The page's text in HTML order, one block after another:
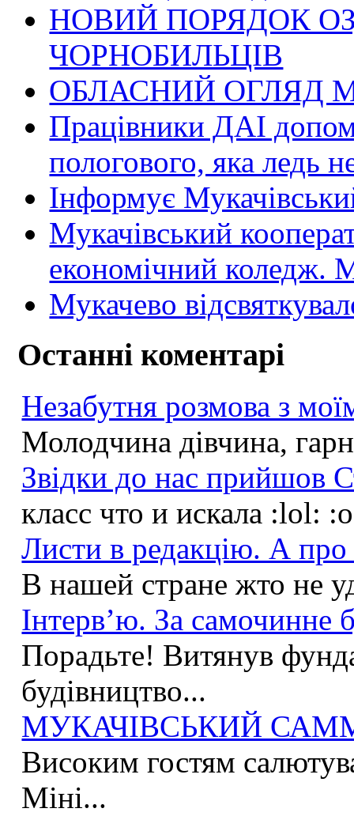
НОВИЙ ПОРЯДОК
ЧОРНОБИЛЬЦІВ
ОБЛАСНИЙ ОГЛЯД
Працівники ДАІ
пологового, яка ледь
Інформує
Мукачівський
економічний
Мукачево
Останні коментарі
Незабутня розмова з
Молодчина дівчина,
Звідки до нас прийшов
класс что и искала :lol:
Листи в редакцію. А
В нашей стране жто не
Інтерв’ю. За самочинне
Порадьте! Витянув
будівництво...
МУКАЧІВСЬКИЙ
Високим гостям
Міні...